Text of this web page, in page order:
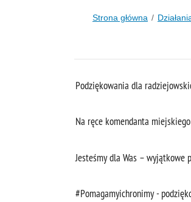
Strona główna
Podziękowania dla
Na ręce komendanta
Jesteśmy dla Was –
#Pomagamyichronimy -